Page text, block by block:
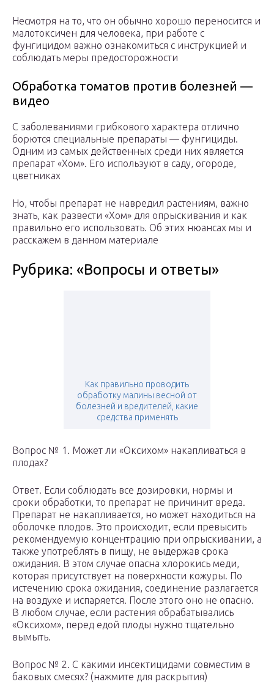
Несмотря на то, что он обычно хорошо переносится и
малотоксичен для человека, при работе с
фунгицидом важно ознакомиться с инструкцией и
соблюдать меры предосторожности
Обработка томатов против болезней —
видео
С заболеваниями грибкового характера отлично
борются специальные препараты — фунгициды.
Одним из самых действенных среди них является
препарат «Хом». Его используют в саду, огороде,
цветниках
Но, чтобы препарат не навредил растениям, важно
знать, как развести «Хом» для опрыскивания и как
правильно его использовать. Об этих нюансах мы и
расскажем в данном материале
Рубрика: «Вопросы и ответы»
Как правильно проводить
обработку малины весной от
болезней и вредителей, какие
средства применять
Вопрос № 1. Может ли «Оксихом» накапливаться в
плодах?
Ответ. Если соблюдать все дозировки, нормы и
сроки обработки, то препарат не причинит вреда.
Препарат не накапливается, но может находиться на
оболочке плодов. Это происходит, если превысить
рекомендуемую концентрацию при опрыскивании, а
также употреблять в пищу, не выдержав срока
ожидания. В этом случае опасна хлорокись меди,
которая присутствует на поверхности кожуры. По
истечению срока ожидания, соединение разлагается
на воздухе и испаряется. После этого оно не опасно.
В любом случае, если растения обрабатывались
«Оксихом», перед едой плоды нужно тщательно
вымыть.
Вопрос № 2. С какими инсектицидами совместим в
баковых смесях? (нажмите для раскрытия)